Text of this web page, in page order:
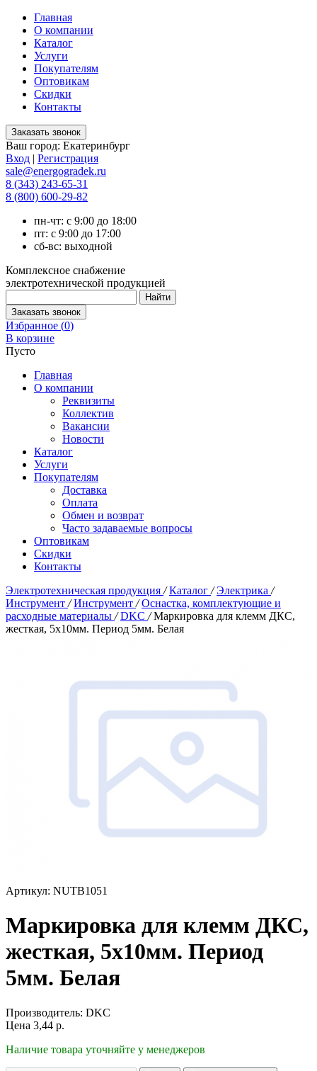
Главная
О компании
Каталог
Услуги
Покупателям
Оптовикам
Скидки
Контакты
Ваш город: Екатеринбург
Вход | Регистрация
sale@energogradek.ru
8 (343) 243-65-31
8 (800) 600-29-82
пн-чт: с 9:00 до 18:00
пт: с 9:00 до 17:00
сб-вс: выходной
Комплексное снабжение
электротехнической продукцией
Избранное (0)
В корзине
Пусто
Главная
О компании
Реквизиты
Коллектив
Вакансии
Новости
Каталог
Услуги
Покупателям
Доставка
Оплата
Обмен и возврат
Часто задаваемые вопросы
Оптовикам
Скидки
Контакты
Электротехническая продукция / Каталог / Электрика /
Инструмент / Инструмент / Оснастка, комплектующие и
расходные материалы / DKC / Маркировка для клемм ДКС,
жесткая, 5х10мм. Период 5мм. Белая
Артикул: NUTB1051
Маркировка для клемм ДКС,
жесткая, 5х10мм. Период
5мм. Белая
Производитель: DKC
Цена 3,44 р.
Наличие товара уточняйте у менеджеров